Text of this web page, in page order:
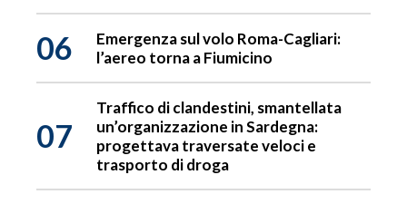
06
Emergenza sul volo Roma-Cagliari:
l’aereo torna a Fiumicino
07
Traffico di clandestini, smantellata
un’organizzazione in Sardegna:
progettava traversate veloci e
trasporto di droga